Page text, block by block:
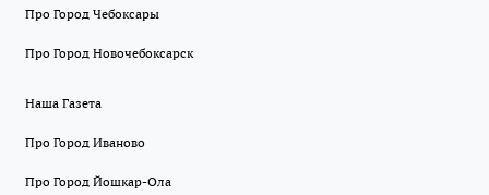
Про Город Чебоксары
Про Город Новочебоксарск
Наша Газета
Про Город Иваново
Про Город Йошкар-Ола